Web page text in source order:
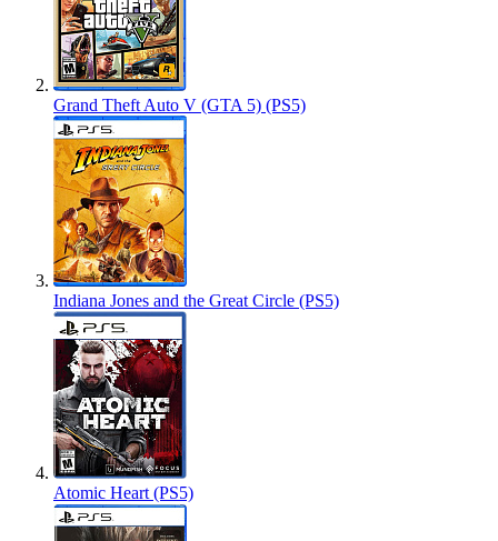
Grand Theft Auto V (GTA 5) (PS5)
Indiana Jones and the Great Circle (PS5)
Atomic Heart (PS5)